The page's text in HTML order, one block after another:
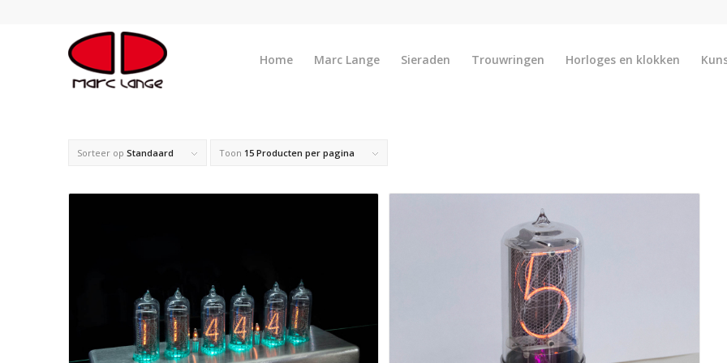
Home Marc Lange Sieraden Trouwringen Horloges en klokken
Sorteer op Standaard Toon 15 Producten per pagina